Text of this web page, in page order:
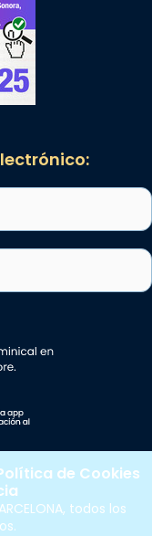
todos los
de Cookies